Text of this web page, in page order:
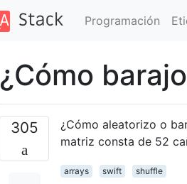
Programación
¿Cómo
305
¿Cómo aleatorizo ​​o
matriz consta de 52
arrays swift shuffle